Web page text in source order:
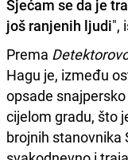
Sjećam se da je
još ranjenih ljudi",
Prema
Hagu je, između
opsade
cijelom gradu, što
brojnih stanovnika